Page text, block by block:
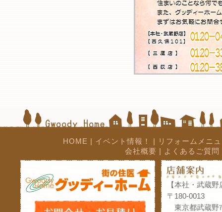
HOME イベント情報！
リフォームメニ
会社概要
よくあるご質問
【本社・武蔵野
〒180-0013
東京都武蔵野